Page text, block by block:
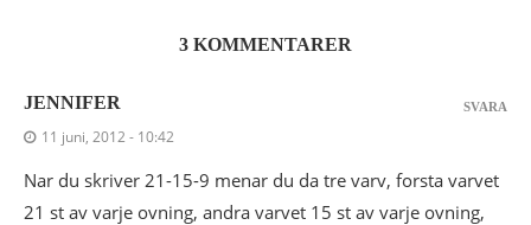
3 KOMMENTARER
JENNIFER
11 juni, 2012 - 10:42
Nar du skriver 21-15-9 menar du da tre varv, forsta varvet
21 st av varje ovning, andra varvet 15 st av varje ovning,
SVARA